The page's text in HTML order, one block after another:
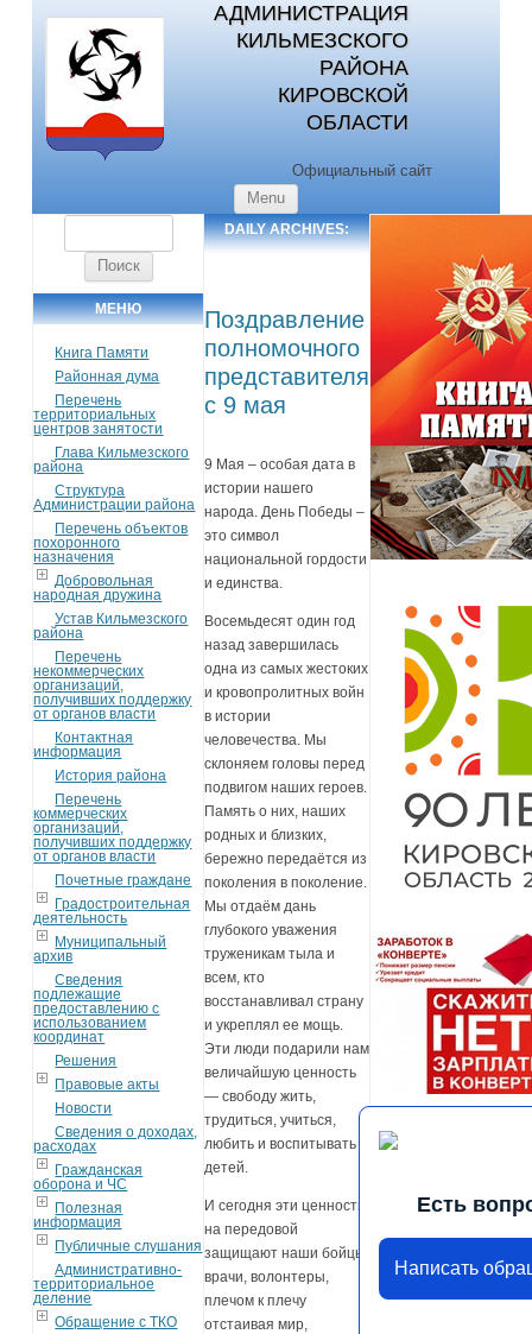
АДМИНИСТРАЦИЯ
КИЛЬМЕЗСКОГО
РАЙОНА
КИРОВСКОЙ
ОБЛАСТИ
Официальный сайт
Menu
МЕНЮ
Книга Памяти
Районная дума
Перечень
территориальных
центров занятости
Глава Кильмезского
района
Структура
Администрации района
Перечень объектов
похоронного
назначения
Добровольная
народная дружина
Устав Кильмезского
района
Перечень
некоммерческих
организаций,
получивших поддержку
от органов власти
Контактная
информация
История района
Перечень
коммерческих
организаций,
получивших поддержку
от органов власти
Почетные граждане
Градостроительная
деятельность
Муниципальный
архив
Сведения
подлежащие
предоставлению с
использованием
координат
Решения
Правовые акты
Новости
Сведения о доходах,
расходах
Гражданская
оборона и ЧС
Полезная
информация
Публичные слушания
Административно-
территориальное
деление
Обращение с ТКО
DAILY ARCHIVES:
Поздравление
полномочного
представителя
с 9 мая
9 Мая – особая дата в
истории нашего
народа. День Победы –
это символ
национальной гордости
и единства.
Восемьдесят один год
назад завершилась
одна из самых жестоких
и кровопролитных войн
в истории
человечества. Мы
склоняем головы перед
подвигом наших героев.
Память о них, наших
родных и близких,
бережно передаётся из
поколения в поколение.
Мы отдаём дань
глубокого уважения
труженикам тыла и
всем, кто
восстанавливал страну
и укреплял ее мощь.
Эти люди подарили нам
величайшую ценность
— свободу жить,
трудиться, учиться,
любить и воспитывать
детей.
И сегодня эти ценности
на передовой
защищают наши бойцы,
врачи, волонтеры,
плечом к плечу
отстаивая мир,
Есть
Написать